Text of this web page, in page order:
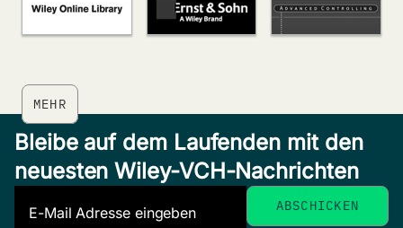
MEHR
Bleibe auf dem Laufenden mit den
neuesten Wiley-VCH-Nachrichten